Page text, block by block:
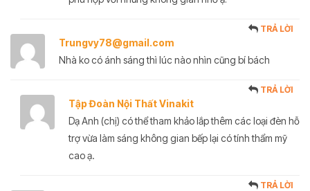
Trungvy78@gmail.com
TRẢ LỜI
Nhà ko có ánh sáng thì lúc nào nhìn cũng bí bách
Tập Đoàn Nội Thất Vinakit
TRẢ LỜI
Dạ Anh (chị) có thể tham khảo lắp thêm các loại đèn hỗ
trợ vừa làm sáng không gian bếp lại có tính thẩm mỹ
cao ạ.
TRẢ LỜI